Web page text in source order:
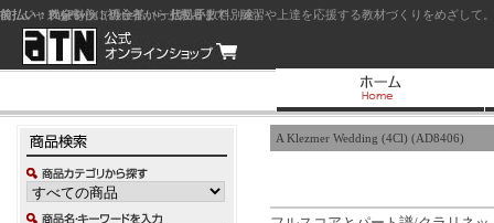
ジャズを中心に初心者から上級者まで、練習や上達を応援する教材づくりをめざし
A Klezmer Wedding (4Cl) (AD8406)
前払い：クレジットカード（一括払い）
後払い：代金引換（現金払い・代引手数料別途）
前払い：PayPay